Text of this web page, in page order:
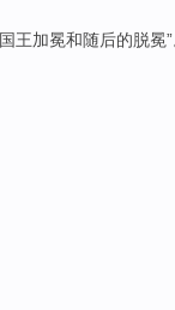
国王加冕和随后的脱冕”